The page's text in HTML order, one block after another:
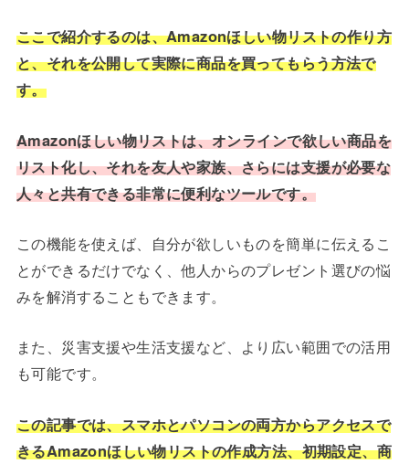
ここで紹介するのは、Amazonほしい物リストの作り方
と、それを公開して実際に商品を買ってもらう方法で
す。
Amazonほしい物リストは、オンラインで欲しい商品を
リスト化し、それを友人や家族、さらには支援が必要な
人々と共有できる非常に便利なツールです。
この機能を使えば、自分が欲しいものを簡単に伝えるこ
とができるだけでなく、他人からのプレゼント選びの悩
みを解消することもできます。
また、災害支援や生活支援など、より広い範囲での活用
も可能です。
この記事では、スマホとパソコンの両方からアクセスで
きるAmazonほしい物リストの作成方法、初期設定、商